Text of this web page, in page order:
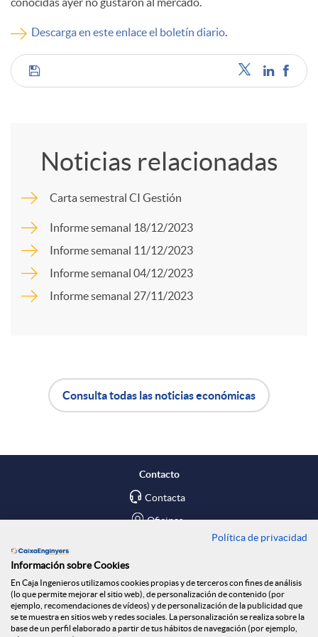
c
o
e
n
s
Descarga en este enlace el boletín diario.
C
m
p
a
r
n
R
Noticias relacionadas
Carta semestral CI Gestión
Informe semanal 18/12/2023
Informe semanal 11/12/2023
Informe semanal 04/12/2023
Informe semanal 27/11/2023
p
i
c
o
ó
n
Consulta todas las noticias económicas
Contacto
Contacta
Oficinas
Blog
Social
Política de privacidad
Información sobre Cookies
En Caja Ingenieros utilizamos cookies propias y de terceros con fines de análisis
(lo que permite mejorar el sitio web), de personalización de contenido (por
ejemplo, recomendaciones de vídeos) y de personalización de la publicidad que
se te muestra en sitios web y redes sociales. La personalización se realiza sobre la
base de un perfil elaborado a partir de tus hábitos de navegación (por ejemplo,